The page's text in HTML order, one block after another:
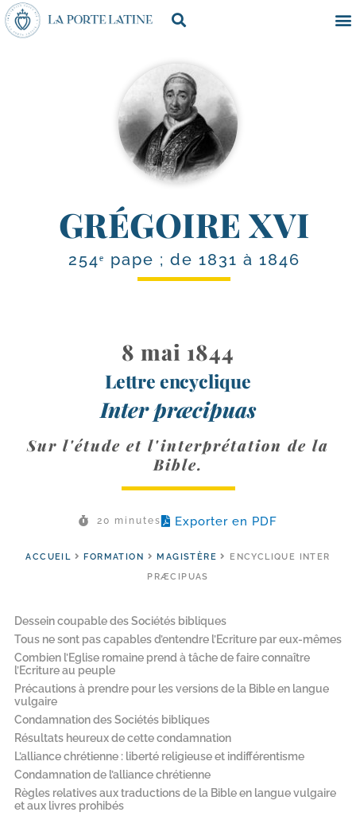
GRÉGOIRE XVI
254ᵉ pape ; de 1831 à 1846
8 mai 1844
Lettre encyclique
Inter præcipuas
Sur l'étude et l'interprétation de la
Bible.
20 minutes Exporter en PDF
ACCUEIL FORMATION MAGISTÈRE
ENCYCLIQUE INTER
PRÆCIPUAS
Dessein coupable des Sociétés bibliques
Tous ne sont pas capables d’entendre l’Ecriture par eux-mêmes
Combien l’Eglise romaine prend à tâche de faire connaître
l’Ecriture au peuple
Précautions à prendre pour les versions de la Bible en langue
vulgaire
Condamnation des Sociétés bibliques
Résultats heureux de cette condamnation
L’alliance chrétienne : liberté religieuse et indifférentisme
Condamnation de l’alliance chrétienne
Règles relatives aux traductions de la Bible en langue vulgaire
et aux livres prohibés